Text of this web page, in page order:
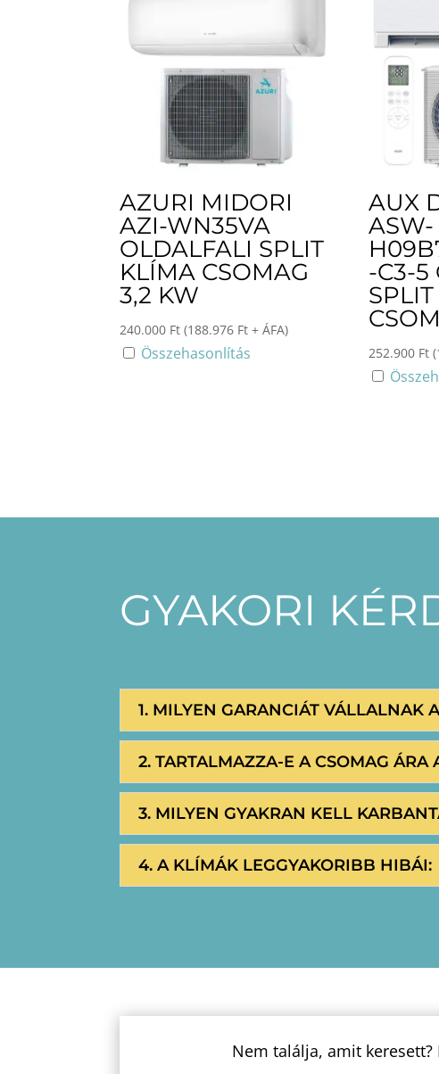
AZURI MIDORI
AZI-WN35VA
OLDALFALI SPLIT
KLÍMA CSOMAG
3,2 KW
240.000 Ft (188.976 Ft + ÁFA)
Összehasonlítás
AUX
ASW-
-C3-5
252.900 Ft (
GYAKORI
1. MILYEN GARANCIÁT VÁLLALNAK
2. TARTALMAZZA-E A CSOMAG ÁRA
3. MILYEN GYAKRAN KELL
4. A KLÍMÁK LEGGYAKORIBB HIBÁI:
Nem találja, amit